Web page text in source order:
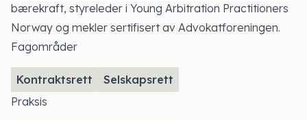
bærekraft, styreleder i Young Arbitration Practitioners
Norway og mekler sertifisert av Advokatforeningen.
Fagområder
Kontraktsrett
Selskapsrett
Praksis